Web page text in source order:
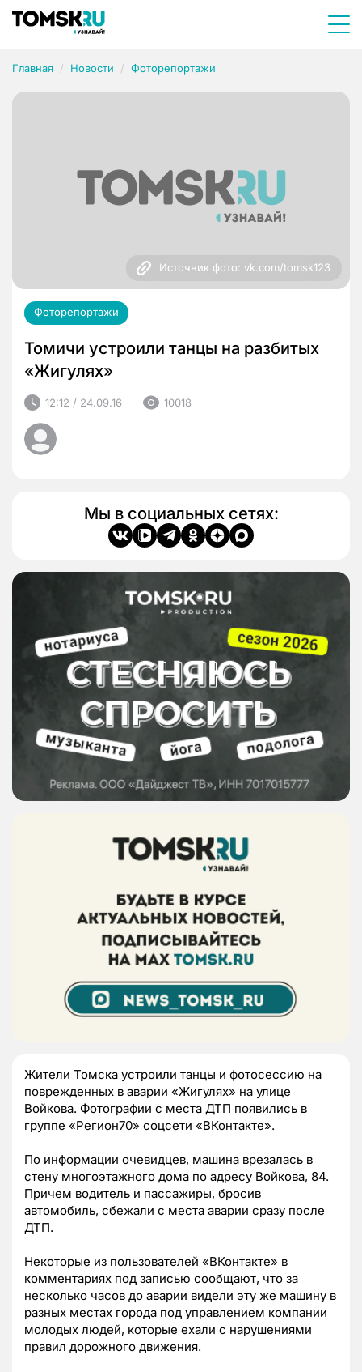
Главная Новости Фоторепортажи
Источник фото: vk.com/tomsk123
Фоторепортажи
Томичи устроили танцы на разбитых
«Жигулях»
12:12 / 24.09.16 10018
Мы в социальных сетях:
Жители Томска устроили танцы и фотосессию на
поврежденных в аварии «Жигулях» на улице
Войкова. Фотографии с места ДТП появились в
группе «Регион70» соцсети «ВКонтакте».
По информации очевидцев, машина врезалась в
стену многоэтажного дома по адресу Войкова, 84.
Причем водитель и пассажиры, бросив
автомобиль, сбежали с места аварии сразу после
ДТП.
Некоторые из пользователей «ВКонтакте» в
комментариях под записью сообщают, что за
несколько часов до аварии видели эту же машину в
разных местах города под управлением компании
молодых людей, которые ехали с нарушениями
правил дорожного движения.